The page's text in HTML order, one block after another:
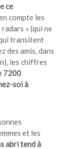
ce
compte les
» (qui ne
transitent
des amis, dans
les chiffres
7200
soi à
et les
abri tend à